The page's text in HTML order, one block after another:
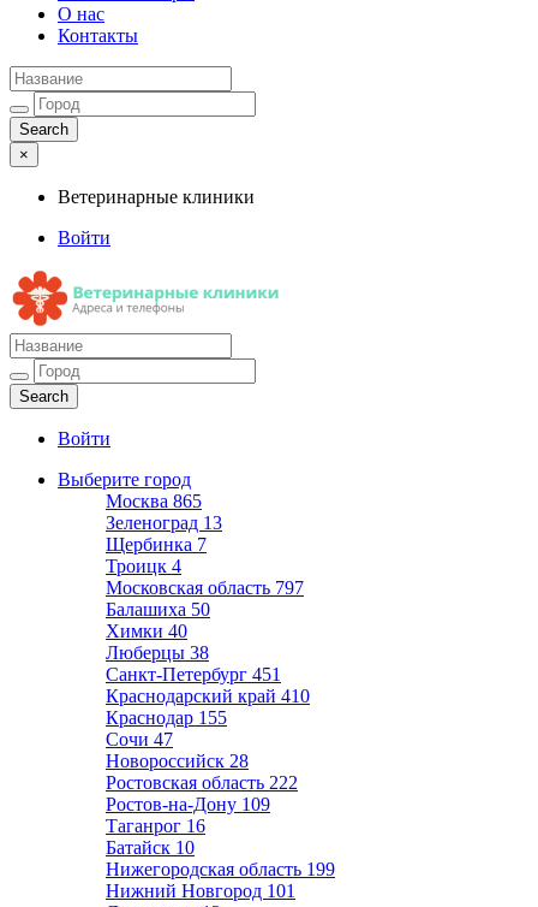
О нас
Контакты
×
Ветеринарные клиники
Войти
Ветеринарные клиники
Адреса и телефоны
Войти
Выберите город
Москва 865
Зеленоград 13
Щербинка 7
Троицк 4
Московская область 797
Балашиха 50
Химки 40
Люберцы 38
Санкт-Петербург 451
Краснодарский край 410
Краснодар 155
Сочи 47
Новороссийск 28
Ростовская область 222
Ростов-на-Дону 109
Таганрог 16
Батайск 10
Нижегородская область 199
Нижний Новгород 101